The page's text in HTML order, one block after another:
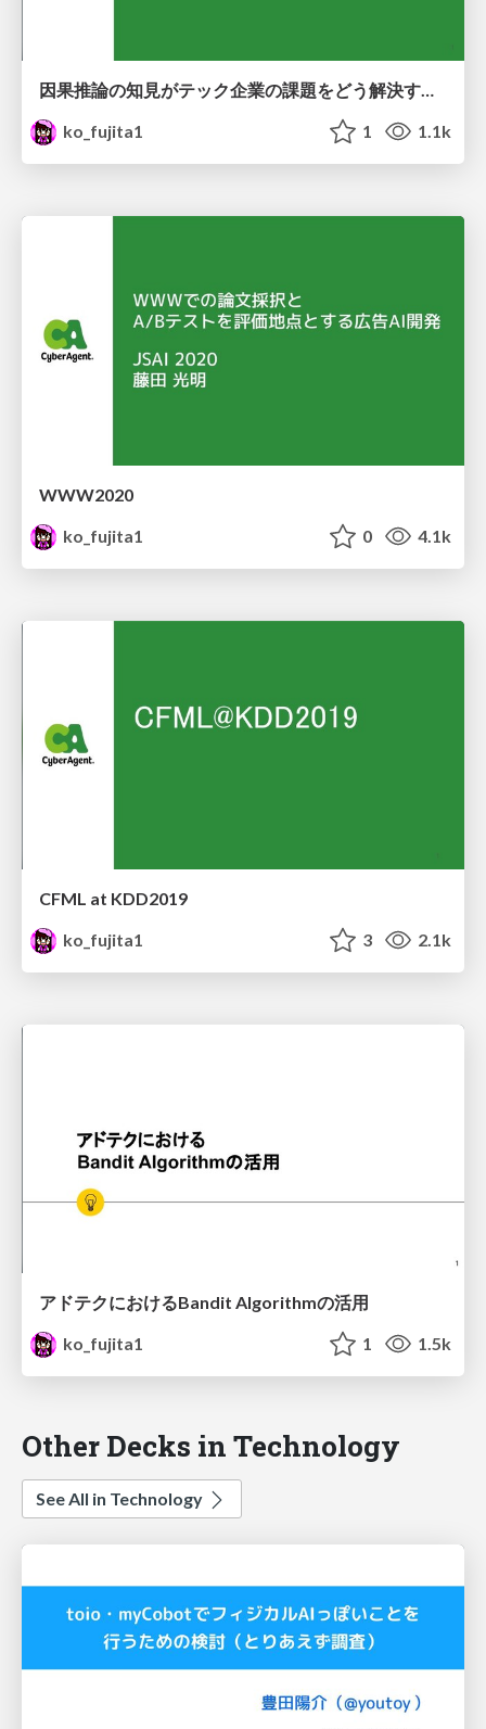
因果推論の知見がテック企業の課題をどう解決するか / How causal inference findings solve tech companies' challenges at UT
ko_fujita1
1 1.1k
WWW2020
ko_fujita1
0 4.1k
CFML at KDD2019
ko_fujita1
3 2.1k
アドテクにおけるBandit Algorithmの活用
ko_fujita1
1 1.5k
Other Decks in Technology
See All in Technology